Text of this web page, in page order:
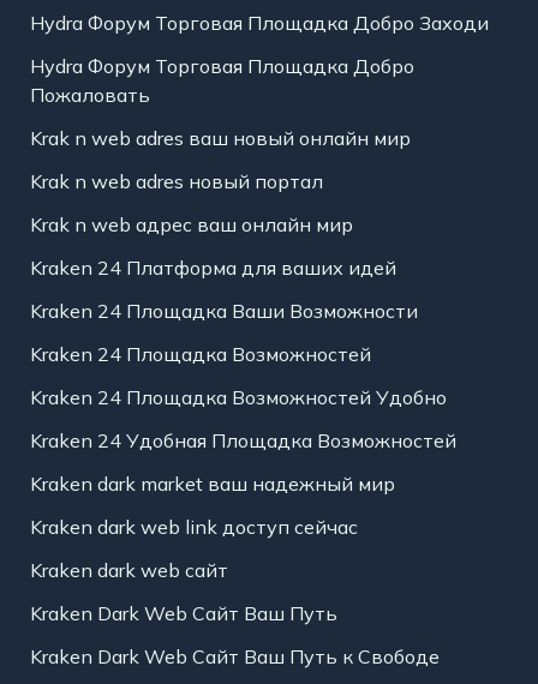
Hydra Форум Торговая Площадка Добро Заходи
Hydra Форум Торговая Площадка Добро
Пожаловать
Krak n web adres ваш новый онлайн мир
Krak n web adres новый портал
Krak n web адрес ваш онлайн мир
Kraken 24 Платформа для ваших идей
Kraken 24 Площадка Ваши Возможности
Kraken 24 Площадка Возможностей
Kraken 24 Площадка Возможностей Удобно
Kraken 24 Удобная Площадка Возможностей
Kraken dark market ваш надежный мир
Kraken dark web link доступ сейчас
Kraken dark web сайт
Kraken Dark Web Сайт Ваш Путь
Kraken Dark Web Сайт Ваш Путь к Свободе